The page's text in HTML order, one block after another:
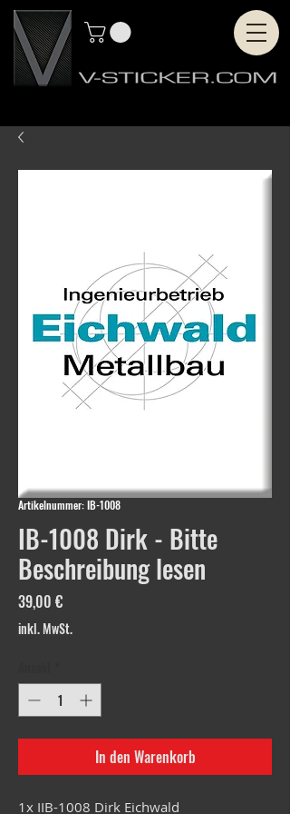
Artikelnummer: IB-1008
IB-1008 Dirk - Bitte
Beschreibung lesen
39,00 €Preis
inkl. MwSt.
In den Warenkorb
1x IIB-1008 Dirk Eichwald